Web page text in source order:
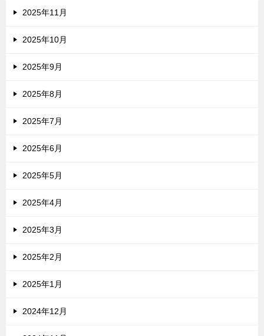
2025年11月
2025年10月
2025年9月
2025年8月
2025年7月
2025年6月
2025年5月
2025年4月
2025年3月
2025年2月
2025年1月
2024年12月